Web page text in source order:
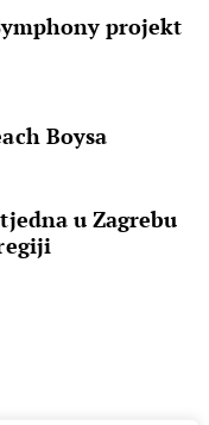
projekt
Boysa
u Zagrebu